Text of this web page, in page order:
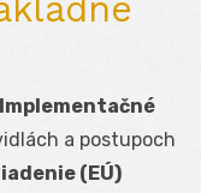
Implementačné
a postupoch
(EÚ)